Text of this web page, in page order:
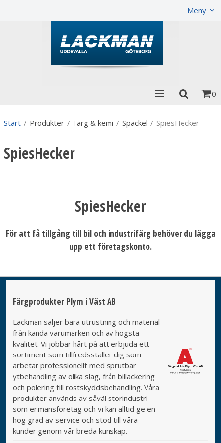
Meny
0
Start / Produkter / Färg & kemi / Spackel / SpiesHecker
SpiesHecker
SpiesHecker
För att få tillgång till bil och industrifärg behöver du lägga
upp ett företagskonto.
Färgprodukter Plym i Väst AB
Lackman säljer bara utrustning och material
från kända varumärken och av högsta
kvalitet. Vi jobbar hårt på att erbjuda ett
sortiment som tillfredsställer dig som
arbetar professionellt med sprutbar
ytbehandling av olika slag, från billackering
och polering till rostskyddsbehandling. Våra
produkter används av såväl storindustri
som enmansföretag och vi kan alltid ge en
hög grad av service och stöd till våra
kunder genom vår breda kunskap.